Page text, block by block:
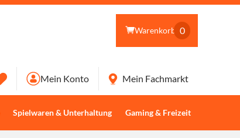
Warenkorb 0
Spielwaren & Unterhaltung Gaming & Freizeit
Mein Konto Mein Fachmarkt